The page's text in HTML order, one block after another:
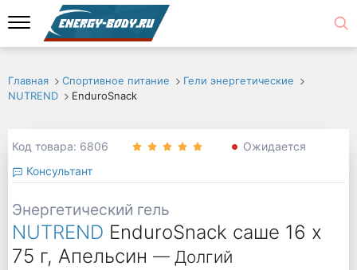
Главная Спортивное питание
Гели энергетические
NUTREND
EnduroSnack
Код товара: 6806
Ожидается
Консультант
Энергетический гель
NUTREND EnduroSnack саше 16 x
75 г, Апельсин — Долгий